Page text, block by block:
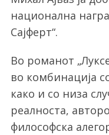
национална
Сајферт“.
Во романот
во комбинација
како и со низа
реалноста,
философска